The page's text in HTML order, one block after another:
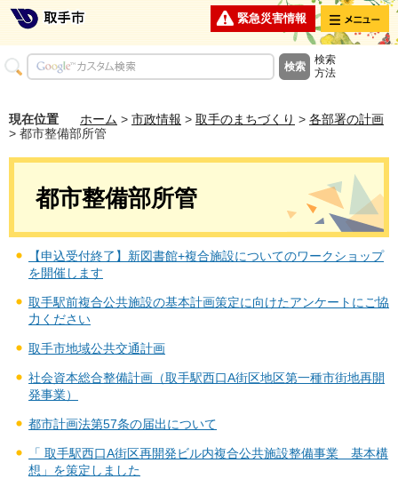
緊急災害情報 メニュー
検索
方法
現在位置 ホーム > 市政情報 > 取手のまちづくり > 各部署の計画
> 都市整備部所管
都市整備部所管
【申込受付終了】新図書館+複合施設についてのワークショップ
を開催します
取手駅前複合公共施設の基本計画策定に向けたアンケートにご協
力ください
取手市地域公共交通計画
社会資本総合整備計画（取手駅西口A街区地区第一種市街地再開
発事業）
都市計画法第57条の届出について
「 取手駅西口A街区再開発ビル内複合公共施設整備事業 基本構
想」を策定しました